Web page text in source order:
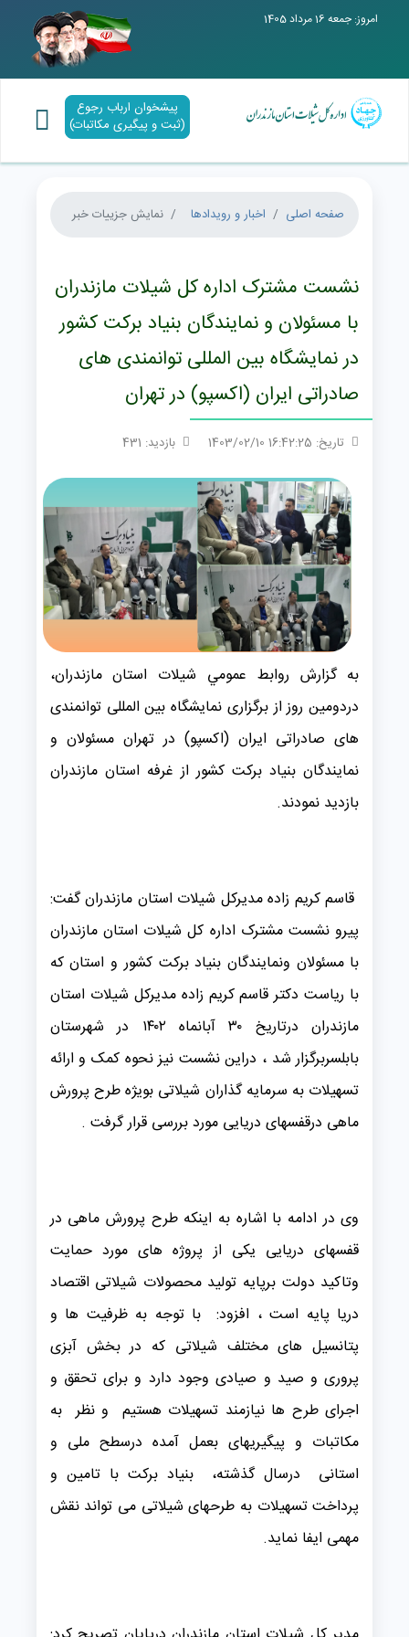
امروز: جمعه 16 مرداد 1405
پیشخوان ارباب رجوع
(ثبت و پیگیری مکاتبات)
صفحه اصلی اخبار و رویدادها نمایش جزییات خبر
نشست مشترک اداره کل شیلات مازندران
با مسئولان و نمایندگان بنیاد برکت کشور
در نمایشگاه بین المللی توانمندی های
صادراتی ایران (اکسپو) در تهران
تاریخ: 16:42:25 1403/02/10 بازدید: 431
به گزارش روابط عمومي شیلات استان مازندران،
دردومین روز از برگزاری نمایشگاه بین المللی توانمندی
های صادراتی ایران (اکسپو) در تهران مسئولان و
نمایندگان بنیاد برکت کشور از غرفه استان مازندران
بازدید نمودند.
قاسم کریم زاده مدیرکل شیلات استان مازندران گفت:
پیرو نشست مشترک اداره کل شیلات استان مازندران
با مسئولان ونمایندگان بنیاد برکت کشور و استان که
با ریاست دکتر قاسم کریم زاده مدیرکل شیلات استان
مازندران درتاریخ ۳۰ آبانماه ۱۴۰۲ در شهرستان
بابلسربرگزار شد ، دراین نشست نیز نحوه کمک و ارائه
تسهیلات به سرمایه گذاران شیلاتی بویژه طرح پرورش
ماهی درقفسهای دریایی مورد بررسی قرار گرفت .
وی در ادامه با اشاره به اینکه طرح پرورش ماهی در
قفسهای دریایی یکی از پروژه های مورد حمایت
وتاکید دولت برپایه تولید محصولات شیلاتی اقتصاد
دریا پایه است ، افزود: با توجه به ظرفیت ها و
پتانسیل های مختلف شیلاتی که در بخش آبزی
پروری و صید و صیادی وجود دارد و برای تحقق و
اجرای طرح ها نیازمند تسهیلات هستیم و نظر به
مکاتبات و پیگیریهای بعمل آمده درسطح ملی و
استانی درسال گذشته، بنیاد برکت با تامین و
پرداخت تسهیلات به طرحهای شیلاتی می تواند نقش
مهمی ایفا نماید.